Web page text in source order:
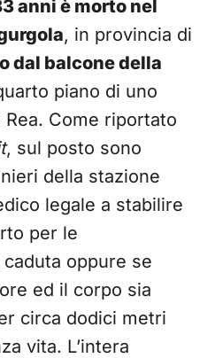
anni è morto nel
, in provincia di
dal balcone della
piano di uno
Come riportato
, sul posto sono
della stazione
legale a stabilire
per le
oppure se
ed il corpo sia
circa dodici metri
vita. L’intera